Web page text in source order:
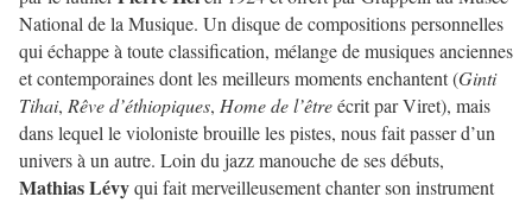
National de la Musique. Un disque de compositions personnelles
qui échappe à toute classification, mélange de musiques anciennes
et contemporaines dont les meilleurs moments enchantent (Ginti
Tihai, Rêve d’éthiopiques, Home de l’êtreécrit par Viret), mais
dans lequel le violoniste brouille les pistes, nous fait passer d’un
univers à un autre. Loin du jazz manouche de ses débuts,
Mathias Lévyqui fait merveilleusement chanter son instrument